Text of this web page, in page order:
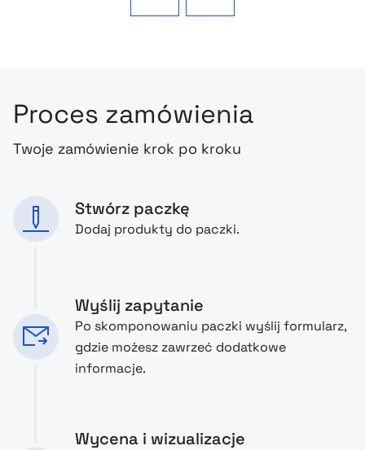
Proces zamówienia
Twoje zamówienie krok po kroku
Stwórz paczkę
Dodaj produkty do paczki.
Wyślij zapytanie
Po skomponowaniu paczki wyślij formularz,
gdzie możesz zawrzeć dodatkowe
informacje.
Wycena i wizualizacje